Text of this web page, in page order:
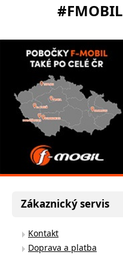
#FMOBIL
Zákaznický servis
Kontakt
Doprava a platba